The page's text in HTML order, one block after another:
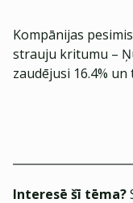
Kompānijas
strauju kritumu –
zaudējusi 16.4%
Interesē šī tēma?